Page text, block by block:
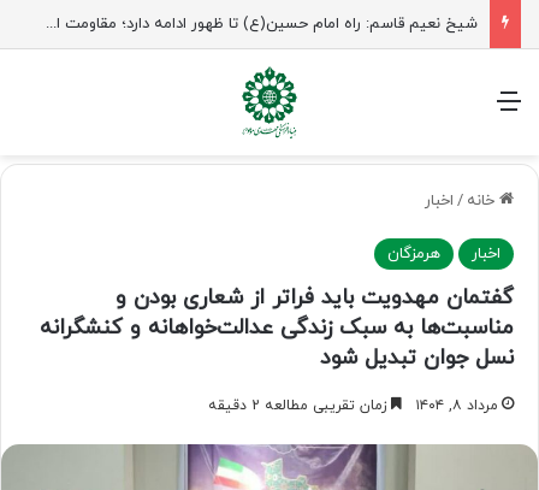
راهپیمایی اربعین، رزمایش منتظران ظهور
منو
خانه / اخبار
اخبار هرمزگان
گفتمان مهدویت باید فراتر از شعاری بودن و
مناسبت‌ها به سبک زندگی عدالت‌خواهانه و کنشگرانه
نسل جوان تبدیل شود
مرداد ۸, ۱۴۰۴ زمان تقریبی مطالعه 2 دقیقه